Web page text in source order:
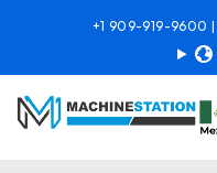
+1 909-919-9600 |